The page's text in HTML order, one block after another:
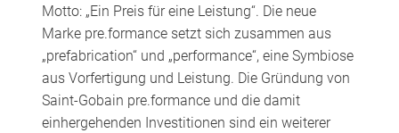
Motto: „Ein Preis für eine Leistung“. Die neue
Marke pre.formance setzt sich zusammen aus
„prefabrication“ und „performance“, eine Symbiose
aus Vorfertigung und Leistung. Die Gründung von
Saint-Gobain pre.formance und die damit
einhergehenden Investitionen sind ein weiterer